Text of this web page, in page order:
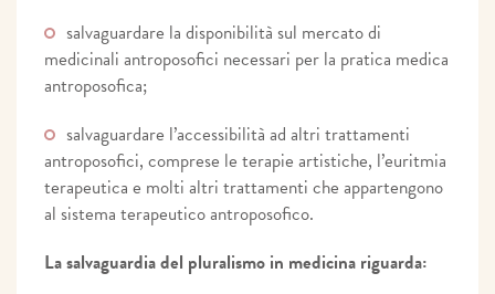
salvaguardare la disponibilità sul mercato di
medicinali antroposofici necessari per la pratica medica
antroposofica;
salvaguardare l’accessibilità ad altri trattamenti
antroposofici, comprese le terapie artistiche, l’euritmia
terapeutica e molti altri trattamenti che appartengono
al sistema terapeutico antroposofico.
La salvaguardia del pluralismo in medicina riguarda: